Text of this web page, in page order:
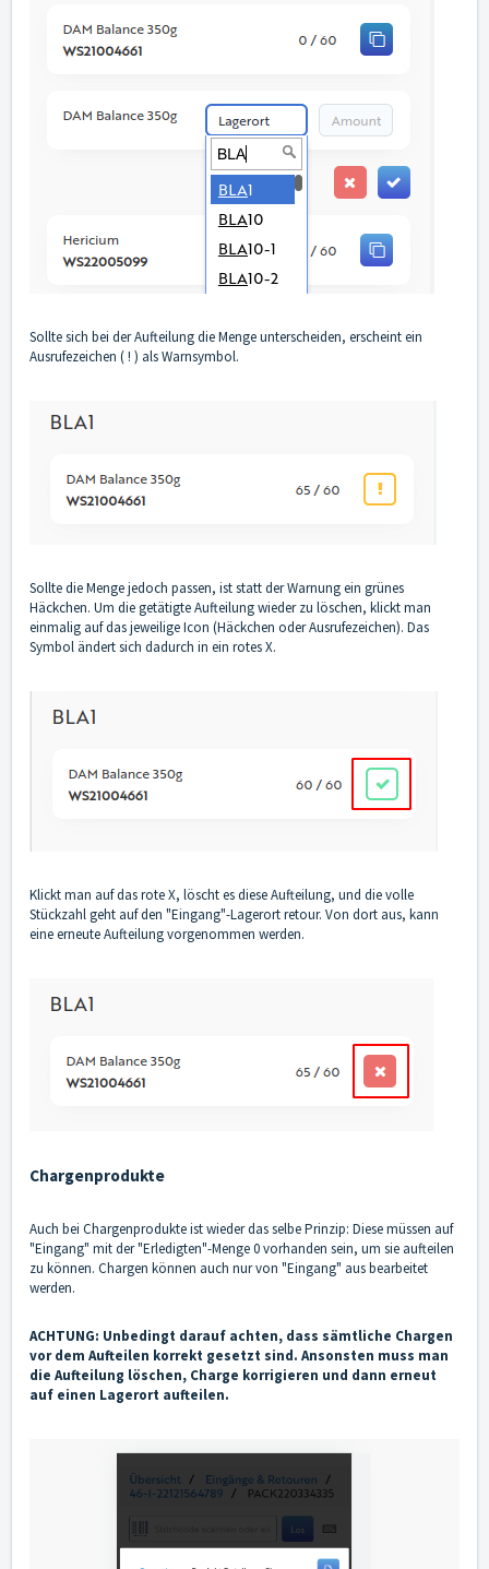
Sollte sich bei der Aufteilung die Menge unterscheiden, erscheint ein
Ausrufezeichen ( ! ) als Warnsymbol.
Sollte die Menge jedoch passen, ist statt der Warnung ein grünes
Häckchen. Um die getätigte Aufteilung wieder zu löschen, klickt man
einmalig auf das jeweilige Icon (Häckchen oder Ausrufezeichen). Das
Symbol ändert sich dadurch in ein rotes X.
Klickt man auf das rote X, löscht es diese Aufteilung, und die volle
Stückzahl geht auf den "Eingang"-Lagerort retour. Von dort aus, kann
eine erneute Aufteilung vorgenommen werden.
Chargenprodukte
Auch bei Chargenprodukte ist wieder das selbe Prinzip: Diese müssen auf
"Eingang" mit der "Erledigten"-Menge 0 vorhanden sein, um sie aufteilen
zu können. Chargen können auch nur von "Eingang" aus bearbeitet
werden.
ACHTUNG: Unbedingt darauf achten, dass sämtliche Chargen
vor dem Aufteilen korrekt gesetzt sind. Ansonsten muss man
die Aufteilung löschen, Charge korrigieren und dann erneut
auf einen Lagerort aufteilen.